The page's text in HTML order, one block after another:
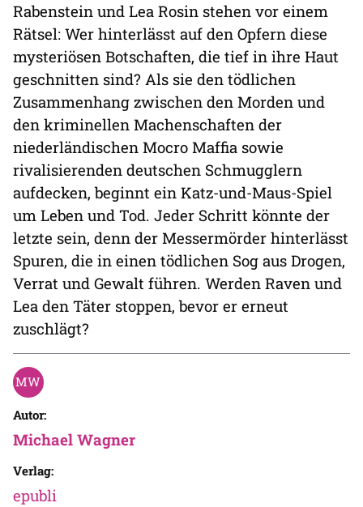
Rabenstein und Lea Rosin stehen vor einem
Rätsel: Wer hinterlässt auf den Opfern diese
mysteriösen Botschaften, die tief in ihre Haut
geschnitten sind? Als sie den tödlichen
Zusammenhang zwischen den Morden und
den kriminellen Machenschaften der
niederländischen Mocro Maffia sowie
rivalisierenden deutschen Schmugglern
aufdecken, beginnt ein Katz-und-Maus-Spiel
um Leben und Tod. Jeder Schritt könnte der
letzte sein, denn der Messermörder hinterlässt
Spuren, die in einen tödlichen Sog aus Drogen,
Verrat und Gewalt führen. Werden Raven und
Lea den Täter stoppen, bevor er erneut
zuschlägt?
Autor:
Michael Wagner
Verlag:
epubli